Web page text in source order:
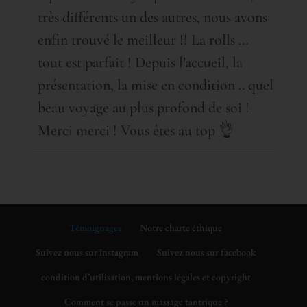
très différents un des autres, nous avons
enfin trouvé le meilleur !! La rolls …
tout est parfait ! Depuis l’accueil, la
présentation, la mise en condition .. quel
beau voyage au plus profond de soi !
Merci merci ! Vous êtes au top 👌
Témoignages
Notre charte éthique
Suivez nous sur instagram
Suivez nous sur facebook
condition d’utilisation, mentions légales et copyright
Comment se passe un massage tantrique ?